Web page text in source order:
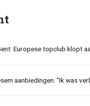
Europese topclub klopt
aanbiedingen: “Ik was